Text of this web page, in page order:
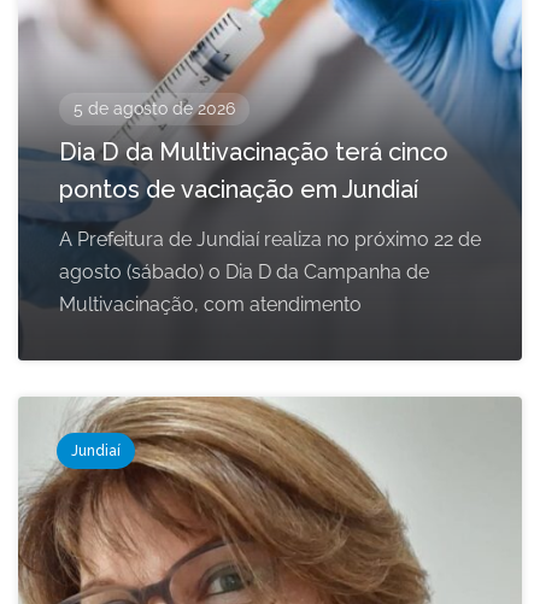
5 de agosto de 2026
Dia D da Multivacinação terá cinco
pontos de vacinação em Jundiaí
A Prefeitura de Jundiaí realiza no próximo 22 de
agosto (sábado) o Dia D da Campanha de
Multivacinação, com atendimento
Jundiaí